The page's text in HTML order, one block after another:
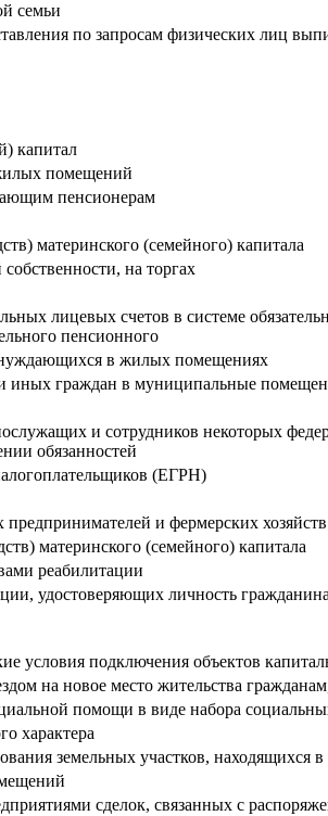
семьи
по запросам физических лиц
капитал
помещений
пенсионерам
материнского (семейного) капитала
на торгах
лицевых счетов в системе
пенсионного
нуждающихся в жилых помещениях
иных граждан в муниципальные
и сотрудников некоторых
обязанностей
(ЕГРН)
и фермерских хозяйств
материнского (семейного) капитала
реабилитации
удостоверяющих личность
условия подключения объектов
на новое место жительства
помощи в виде набора
характера
земельных участков, находящихся в
сделок, связанных с